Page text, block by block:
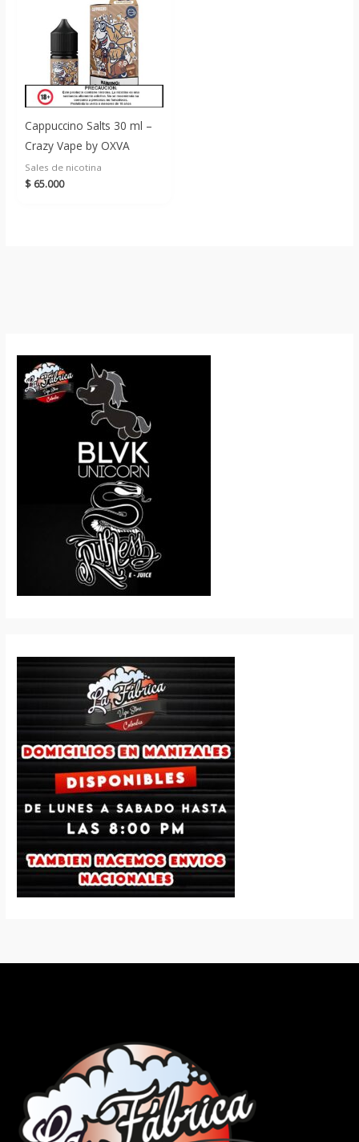
Cappuccino Salts 30 ml –
Crazy Vape by OXVA
Sales de nicotina
$ 65.000